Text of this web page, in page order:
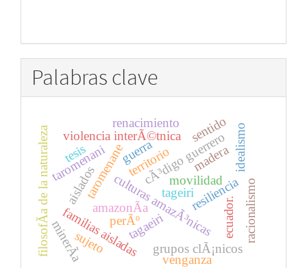
Palabras clave
tagaeiri
culturas amazÃ³nicas
movilidad
grupos clÃ¡nicos
familias aisladas
cÃ³digo guerrero
resiliencia
territorio
taromenane
tageiri
amazonÃ­a
aislados
taromenani
violencia interÃ©tnica
ecuador.
perÃº
madera
minerÃ­a
filosofÃ­a de la naturaleza idealismo
racionalismo
renacimiento
tesis
venganza
guerra
sentido
sujeto